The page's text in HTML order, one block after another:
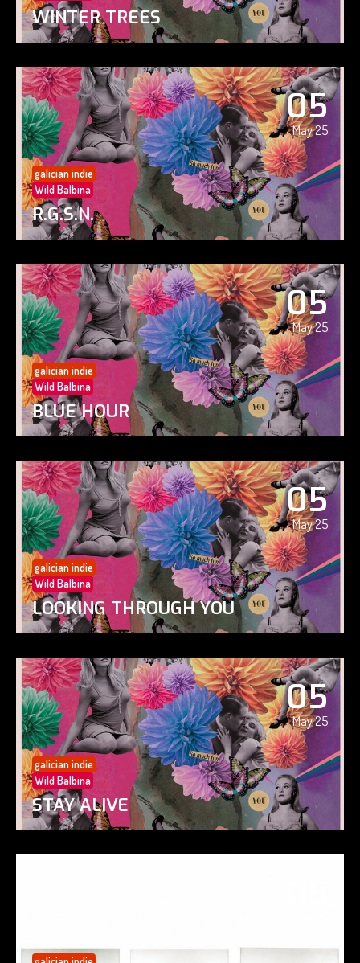
WINTER TREES
05
May 25
galician indie
Wild Balbina
R.G.S.N.
05
May 25
galician indie
Wild Balbina
BLUE HOUR
05
May 25
galician indie
Wild Balbina
LOOKING THROUGH YOU
05
May 25
galician indie
Wild Balbina
STAY ALIVE